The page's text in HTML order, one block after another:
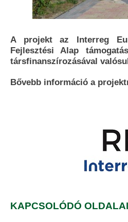
A projekt az Interreg
Fejlesztési Alap
társfinanszírozásával
Bővebb információ a
KAPCSOLÓDÓ